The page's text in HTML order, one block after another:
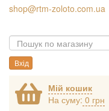
shop@rtm-zoloto.com.ua
Вхід
Мій кошик
На суму: 0 грн